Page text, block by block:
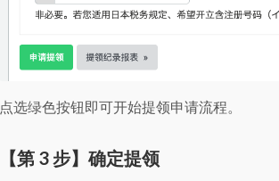
点选绿色按钮即可开始提领申请流程。
【第 3 步】确定提领